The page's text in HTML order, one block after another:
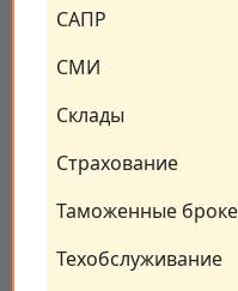
САПР
СМИ
Склады
Страхование
Таможенные
Техобслуживание